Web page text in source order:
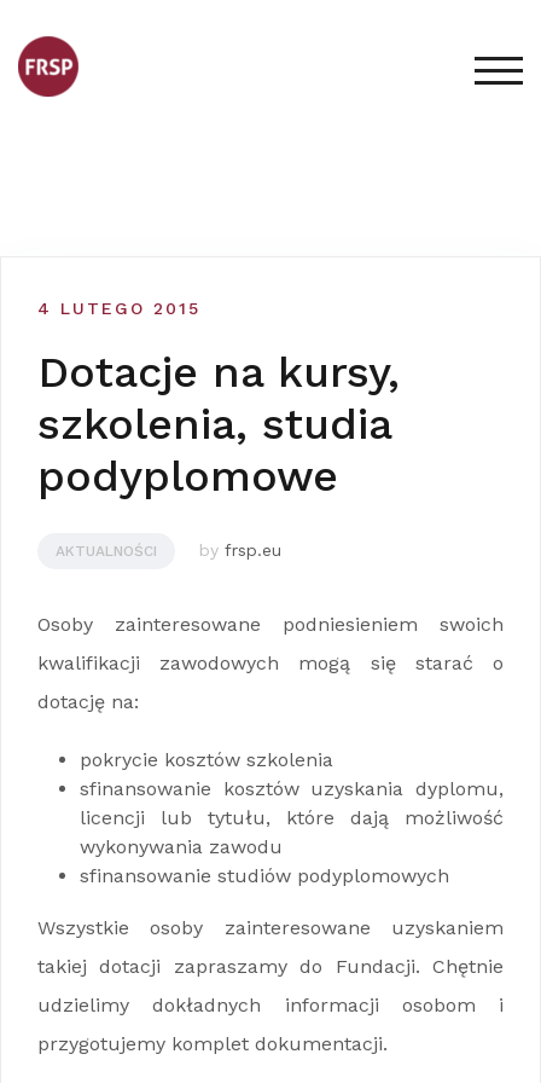
content
4 LUTEGO 2015
Dotacje na kursy,
szkolenia, studia
podyplomowe
AKTUALNOŚCI by frsp.eu
Osoby zainteresowane podniesieniem swoich
kwalifikacji zawodowych mogą się starać o
dotację na:
pokrycie kosztów szkolenia
sfinansowanie kosztów uzyskania dyplomu,
licencji lub tytułu, które dają możliwość
wykonywania zawodu
sfinansowanie studiów podyplomowych
Wszystkie osoby zainteresowane uzyskaniem
takiej dotacji zapraszamy do Fundacji. Chętnie
udzielimy dokładnych informacji osobom i
przygotujemy komplet dokumentacji.